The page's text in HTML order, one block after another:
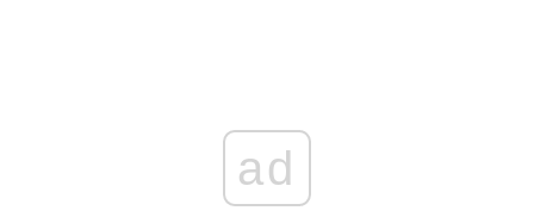
ad